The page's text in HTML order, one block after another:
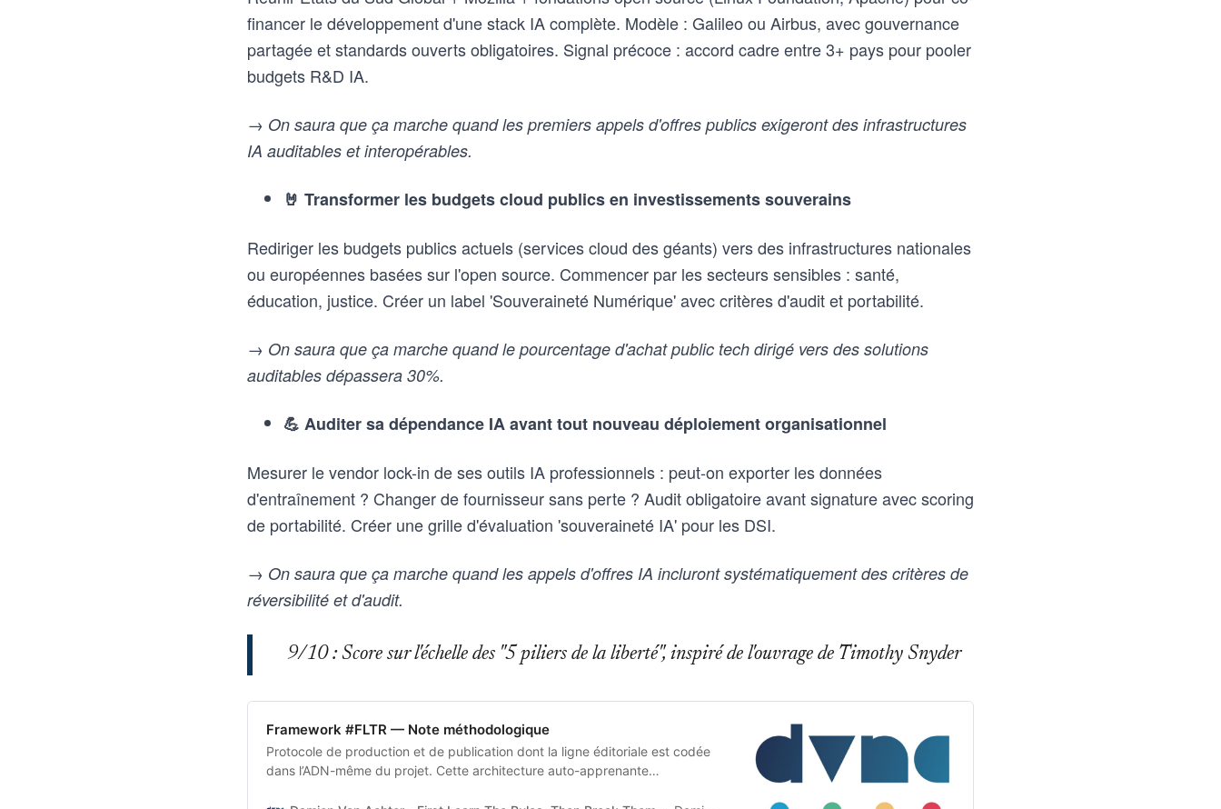
financer le développement d'une stack IA complète. Modèle : Galileo ou Airbus, avec gouvernance
partagée et standards ouverts obligatoires. Signal précoce : accord cadre entre 3+ pays pour pooler
budgets R&D IA.
→ On saura que ça marche quand les premiers appels d'offres publics exigeront des infrastructures
IA auditables et interopérables.
🤘 Transformer les budgets cloud publics en investissements souverains
Rediriger les budgets publics actuels (services cloud des géants) vers des infrastructures nationales
ou européennes basées sur l'open source. Commencer par les secteurs sensibles : santé,
éducation, justice. Créer un label 'Souveraineté Numérique' avec critères d'audit et portabilité.
→ On saura que ça marche quand le pourcentage d'achat public tech dirigé vers des solutions
auditables dépassera 30%.
💪 Auditer sa dépendance IA avant tout nouveau déploiement organisationnel
Mesurer le vendor lock-in de ses outils IA professionnels : peut-on exporter les données
d'entraînement ? Changer de fournisseur sans perte ? Audit obligatoire avant signature avec scoring
de portabilité. Créer une grille d'évaluation 'souveraineté IA' pour les DSI.
→ On saura que ça marche quand les appels d'offres IA incluront systématiquement des critères de
réversibilité et d'audit.
9/10 : Score sur l'échelle des "5 piliers de la liberté", inspiré de l'ouvrage de Timothy Snyder
Framework #FLTR — Note méthodologique
Protocole de production et de publication dont la ligne éditoriale est codée
dans l’ADN-même du projet. Cette architecture auto-apprenante